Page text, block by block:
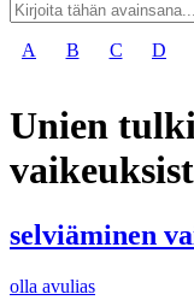
A B C D
Unien
selviäminen
olla avulias